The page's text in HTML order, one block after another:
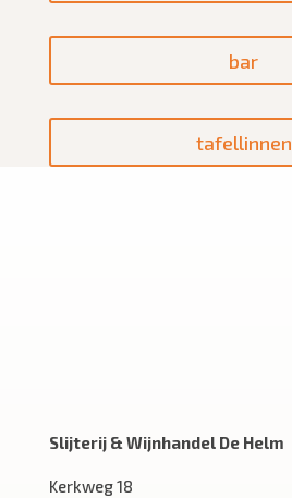
bar
tafellinnen
Slijterij & Wijnhandel De Helm
Kerkweg 18